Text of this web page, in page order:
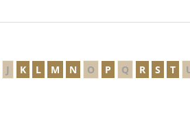
J K L M N O P Q R S T